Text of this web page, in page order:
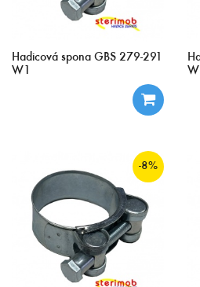
Hadicová spona GBS 279-291
W1
-8%